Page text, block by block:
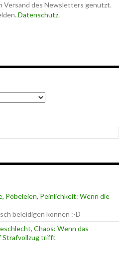
Versand des Newsletters genutzt.
Datenschutz.
Pöbeleien, Peinlichkeit: Wenn die
beleidigen können :-D
Chaos: Wenn das
Strafvollzug trifft